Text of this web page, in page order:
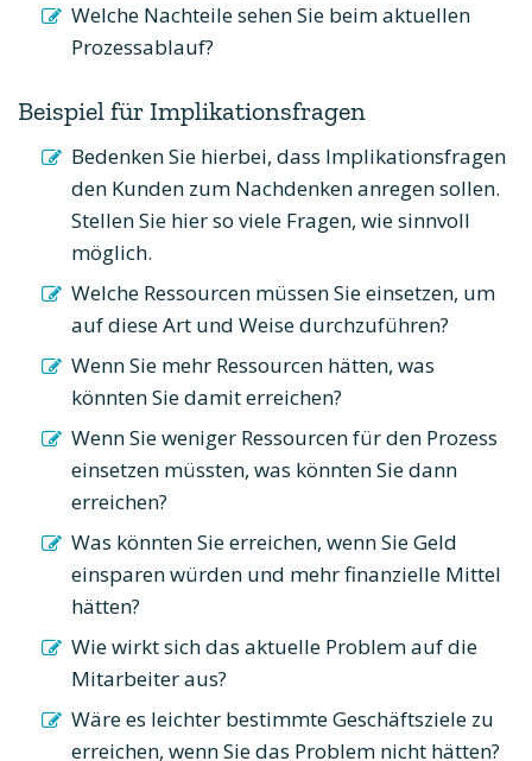
Welche Nachteile sehen Sie beim aktuellen
Prozessablauf?
Beispiel für Implikationsfragen
Bedenken Sie hierbei, dass Implikationsfragen
den Kunden zum Nachdenken anregen sollen.
Stellen Sie hier so viele Fragen, wie sinnvoll
möglich.
Welche Ressourcen müssen Sie einsetzen, um
auf diese Art und Weise durchzuführen?
Wenn Sie mehr Ressourcen hätten, was
könnten Sie damit erreichen?
Wenn Sie weniger Ressourcen für den Prozess
einsetzen müssten, was könnten Sie dann
erreichen?
Was könnten Sie erreichen, wenn Sie Geld
einsparen würden und mehr finanzielle Mittel
hätten?
Wie wirkt sich das aktuelle Problem auf die
Mitarbeiter aus?
Wäre es leichter bestimmte Geschäftsziele zu
erreichen, wenn Sie das Problem nicht hätten?